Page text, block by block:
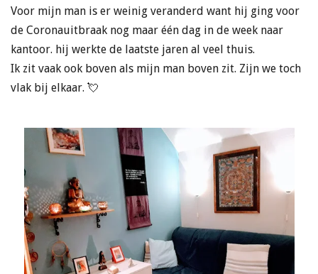
Voor mijn man is er weinig veranderd want hij ging voor
de Coronauitbraak nog maar één dag in de week naar
kantoor. hij werkte de laatste jaren al veel thuis.
Ik zit vaak ook boven als mijn man boven zit. Zijn we toch
vlak bij elkaar. 💘